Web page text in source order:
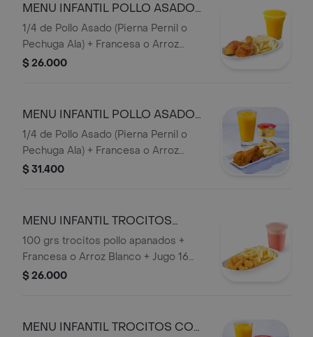
MENU INFANTIL POLLO ASADO
SOLO
1/4 de Pollo Asado (Pierna Pernil o
Pechuga Ala) + Francesa o Arroz
Blanco + Jugo 16 onzas (Mora o
$ 26.000
MENU INFANTIL POLLO ASADO
CON HELADO
1/4 de Pollo Asado (Pierna Pernil o
Pechuga Ala) + Francesa o Arroz
Blanco + Jugo 16 onzas (Mora o
$ 31.400
MENU INFANTIL TROCITOS
SOLO
100 grs trocitos pollo apanados +
Francesa o Arroz Blanco + Jugo 16
onzas (Mora o Mango).
$ 26.000
MENU INFANTIL TROCITOS CON